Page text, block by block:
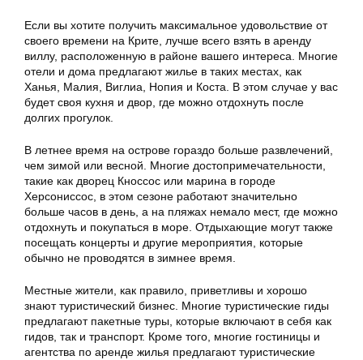
Если вы хотите получить максимальное удовольствие от
своего времени на Крите, лучше всего взять в аренду
виллу, расположенную в районе вашего интереса. Многие
отели и дома предлагают жилье в таких местах, как
Ханья, Малия, Виглиа, Нопия и Коста. В этом случае у вас
будет своя кухня и двор, где можно отдохнуть после
долгих прогулок.
В летнее время на острове гораздо больше развлечений,
чем зимой или весной. Многие достопримечательности,
такие как дворец Кноссос или марина в городе
Херсониссос, в этом сезоне работают значительно
больше часов в день, а на пляжах немало мест, где можно
отдохнуть и покупаться в море. Отдыхающие могут также
посещать концерты и другие мероприятия, которые
обычно не проводятся в зимнее время.
Местные жители, как правило, приветливы и хорошо
знают туристический бизнес. Многие туристические гиды
предлагают пакетные туры, которые включают в себя как
гидов, так и транспорт. Кроме того, многие гостиницы и
агентства по аренде жилья предлагают туристические